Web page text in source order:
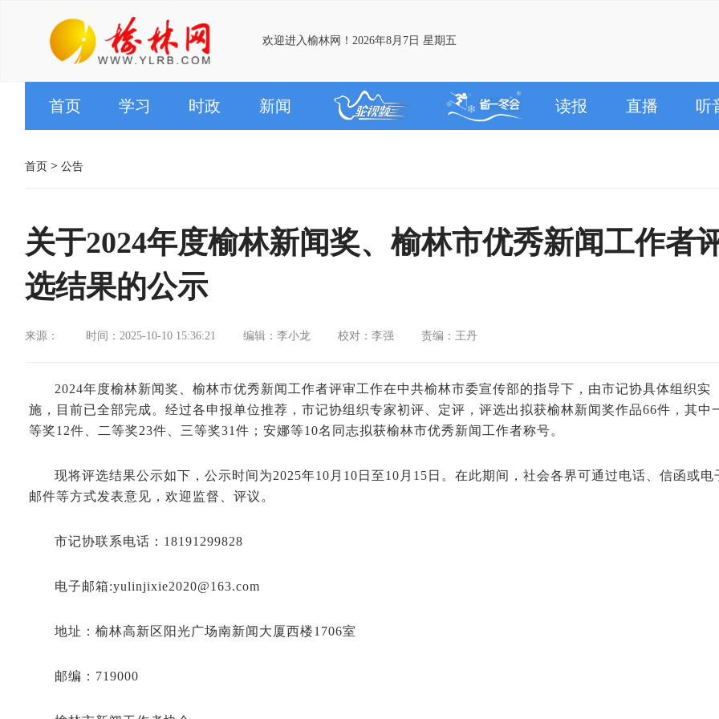
欢迎进入榆林网！2026年8月7日 星期五
首页 学习 时政 新闻 读报 直播 听
首页 > 公告
关于2024年度榆林新闻奖、榆林市优秀新闻工作者
选结果的公示
来源： 时间：2025-10-10 15:36:21 编辑：李小龙 校对：李强 责编：王丹
2024年度榆林新闻奖、榆林市优秀新闻工作者评审工作在中共榆林市委宣传部的指导下，由市记协具体组织实
施，目前已全部完成。经过各申报单位推荐，市记协组织专家初评、定评，评选出拟获榆林新闻奖作品66件，其中
等奖12件、二等奖23件、三等奖31件；安娜等10名同志拟获榆林市优秀新闻工作者称号。
现将评选结果公示如下，公示时间为2025年10月10日至10月15日。在此期间，社会各界可通过电话、信函或电
邮件等方式发表意见，欢迎监督、评议。
市记协联系电话：18191299828
电子邮箱:yulinjixie2020@163.com
地址：榆林高新区阳光广场南新闻大厦西楼1706室
邮编：719000